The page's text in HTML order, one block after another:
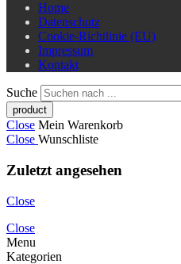
Home
Datenschutz
Cookie-Richtlinie (EU)
Impressum
Kontakt
Suche
Close Mein Warenkorb
Close Wunschliste
Zuletzt angesehen
Close
Close
Menu
Kategorien